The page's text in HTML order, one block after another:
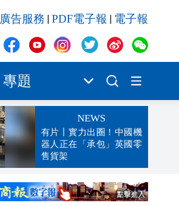
廣告服務 PDF電子報 電子報
專題
NEWS
有片丨實力出圈！中國機
器人正在「承包」英國零
售貨架